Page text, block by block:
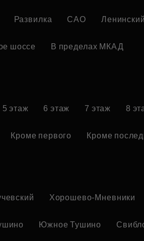
Развилка САО
шоссе В пределах МКАД
5 этаж 6 этаж 7 этаж 8
Кроме первого Кроме
Хорошево-Мневники
Южное Тушино